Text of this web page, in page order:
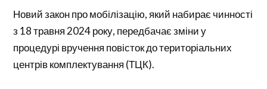
Новий закон про мобілізацію, який набирає чинності
з 18 травня 2024 року, передбачає зміни у
процедурі вручення повісток до територіальних
центрів комплектування (ТЦК).